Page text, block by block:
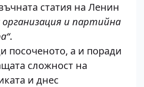
статия на Ленин
и партийна
.
а и поради
сложност на
и днес